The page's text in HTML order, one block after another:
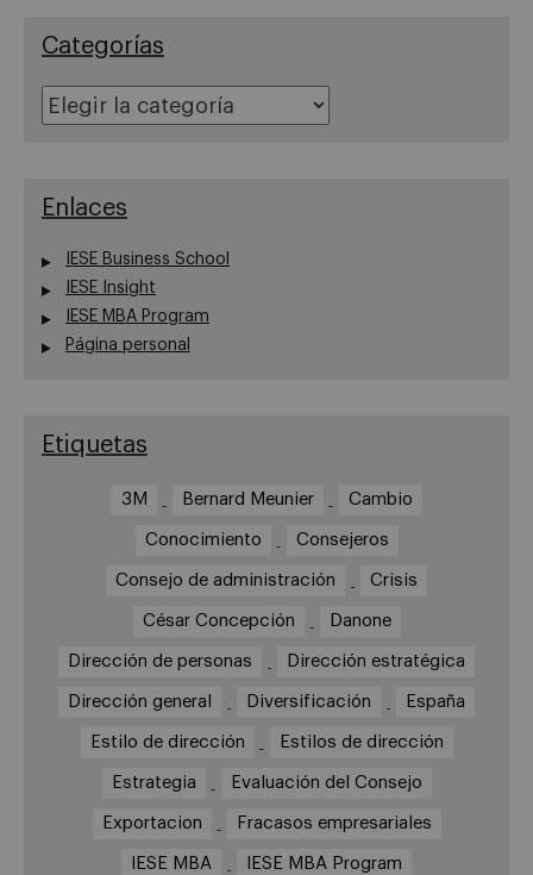
Categorías
Enlaces
IESE Business School
IESE Insight
IESE MBA Program
Página personal
Etiquetas
3M Bernard Meunier Cambio
Conocimiento Consejeros
Consejo de administración Crisis
César Concepción Danone
Dirección de personas Dirección estratégica
Dirección general Diversificación España
Estilo de dirección Estilos de dirección
Estrategia Evaluación del Consejo
Exportacion Fracasos empresariales
IESE MBA IESE MBA Program